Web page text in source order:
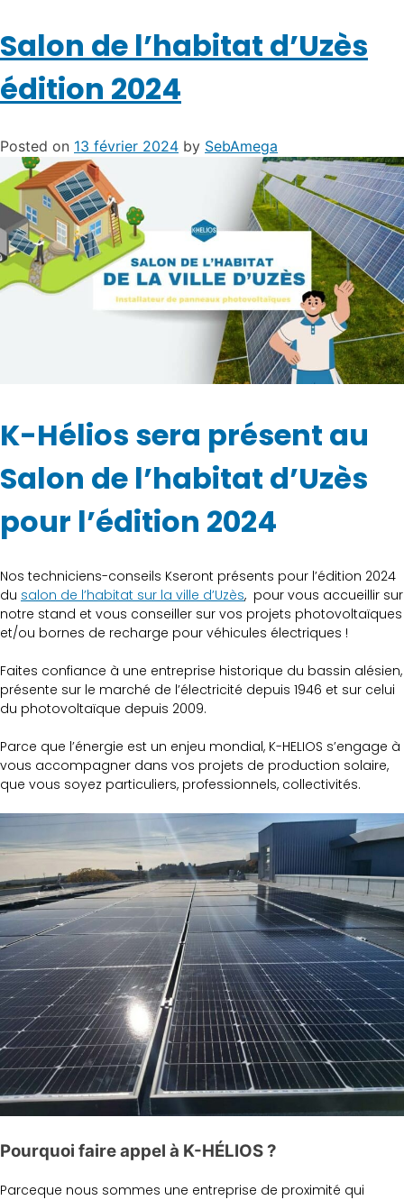
Salon de l’habitat d’Uzès
édition 2024
Posted on 13 février 2024 by SebAmega
K-Hélios sera présent au
Salon de l’habitat d’Uzès
pour l’édition 2024
Nos techniciens-conseils Kseront présents pour l’édition 2024
du salon de l’habitat sur la ville d’Uzès, pour vous accueillir sur
notre stand et vous conseiller sur vos projets photovoltaïques
et/ou bornes de recharge pour véhicules électriques !
Faites confiance à une entreprise historique du bassin alésien,
présente sur le marché de l’électricité depuis 1946 et sur celui
du photovoltaïque depuis 2009.
Parce que l’énergie est un enjeu mondial, K-HELIOS s’engage à
vous accompagner dans vos projets de production solaire,
que vous soyez particuliers, professionnels, collectivités.
Pourquoi faire appel à K-HÉLIOS ?
Parceque nous sommes une entreprise de proximité qui